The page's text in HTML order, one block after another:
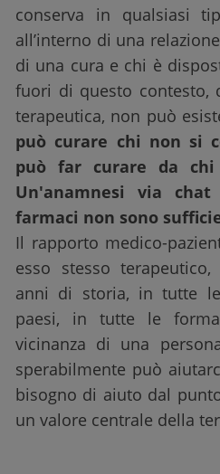
conserva in qualsiasi
all’interno di una
di una cura e chi è
fuori di questo contesto,
terapeutica, non può
può curare chi non si
può far curare da chi
Un'anamnesi via
farmaci non sono
Il rapporto medico-
esso stesso
anni di storia, in tutte
paesi, in tutte le
vicinanza di una
sperabilmente può
bisogno di aiuto dal
un valore centrale della